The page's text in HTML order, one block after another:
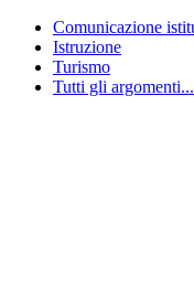
Comunicazione
Istruzione
Turismo
Tutti gli argomenti...